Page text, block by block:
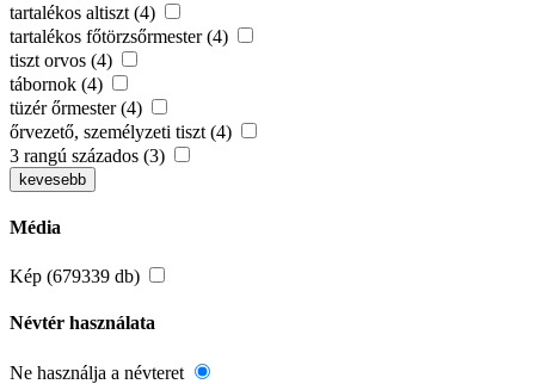
tartalékos altiszt (4)
tartalékos főtörzsőrmester (4)
tiszt orvos (4)
tábornok (4)
tüzér őrmester (4)
őrvezető, személyzeti tiszt (4)
3 rangú százados (3)
kevesebb
Média
Kép (679339 db)
Névtér használata
Ne használja a névteret